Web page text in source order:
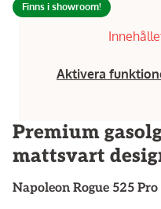
Finns i showroom!
Aktivera
Premium
mattsvart
Napoleon Rogue 525